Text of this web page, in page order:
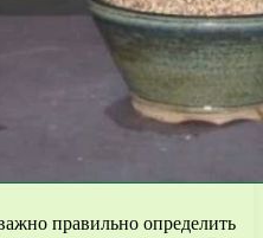
правильно определить